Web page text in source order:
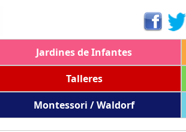
Jardines de Infantes
Talleres
Montessori / Waldorf